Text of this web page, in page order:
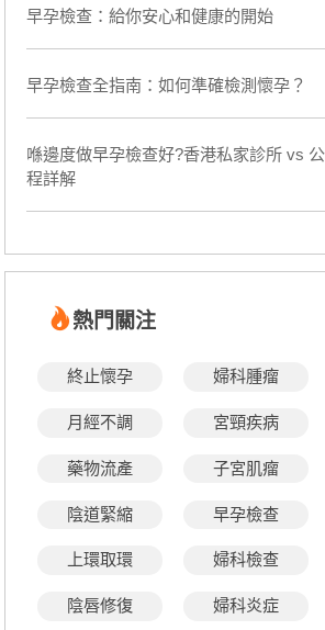
​早孕檢查：給你安心和健康的開始
早孕檢查全指南：如何準確檢測懷孕？
喺邊度做早孕檢查好?香港私家診所 vs
程詳解
熱門關注
終止懷孕 婦科腫瘤
月經不調 宮頸疾病
藥物流產 子宮肌瘤
陰道緊縮 早孕檢查
上環取環 婦科檢查
陰唇修復 婦科炎症